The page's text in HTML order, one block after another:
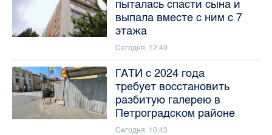
пыталась спасти сына и
выпала вместе с ним с 7
этажа
Сегодня, 12:49
ГАТИ с 2024 года
требует восстановить
разбитую галерею в
Петроградском районе
Сегодня, 10:43